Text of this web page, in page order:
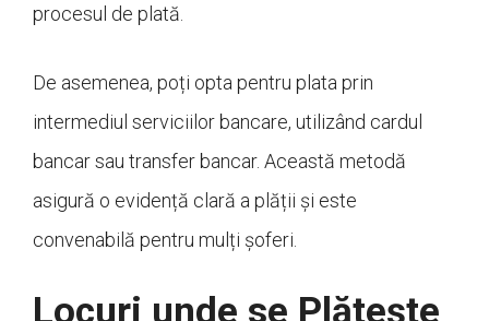
procesul de plată.
De asemenea, poți opta pentru plata prin
intermediul serviciilor bancare, utilizând cardul
bancar sau transfer bancar. Această metodă
asigură o evidență clară a plății și este
convenabilă pentru mulți șoferi.